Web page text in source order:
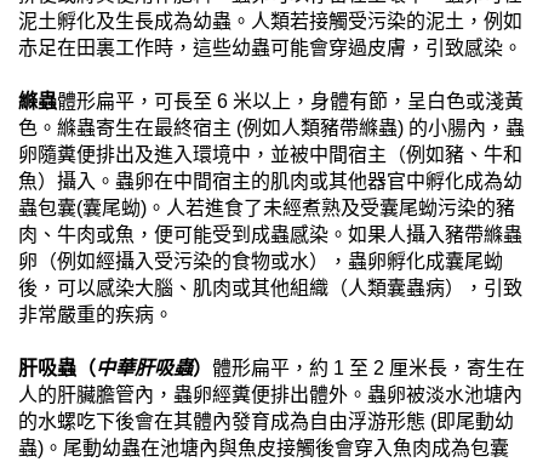
泥土孵化及生長成為幼蟲。人類若接觸受污染的泥土，例如
赤足在田裏工作時，這些幼蟲可能會穿過皮膚，引致感染。
縧蟲體形扁平，可長至 6 米以上，身體有節，呈白色或淺黃
色。縧蟲寄生在最終宿主 (例如人類豬帶縧蟲) 的小腸內，蟲
卵隨糞便排出及進入環境中，並被中間宿主（例如豬、牛和
魚）攝入。蟲卵在中間宿主的肌肉或其他器官中孵化成為幼
蟲包囊(囊尾蚴)。人若進食了未經煮熟及受囊尾蚴污染的豬
肉、牛肉或魚，便可能受到成蟲感染。如果人攝入豬帶縧蟲
卵（例如經攝入受污染的食物或水），蟲卵孵化成囊尾蚴
後，可以感染大腦、肌肉或其他組織（人類囊蟲病），引致
非常嚴重的疾病。
肝吸蟲（中華肝吸蟲） 體形扁平，約 1 至 2 厘米長，寄生在
人的肝臟膽管內，蟲卵經糞便排出體外。蟲卵被淡水池塘內
的水螺吃下後會在其體內發育成為自由浮游形態 (即尾動幼
蟲)。尾動幼蟲在池塘內與魚皮接觸後會穿入魚肉成為包囊